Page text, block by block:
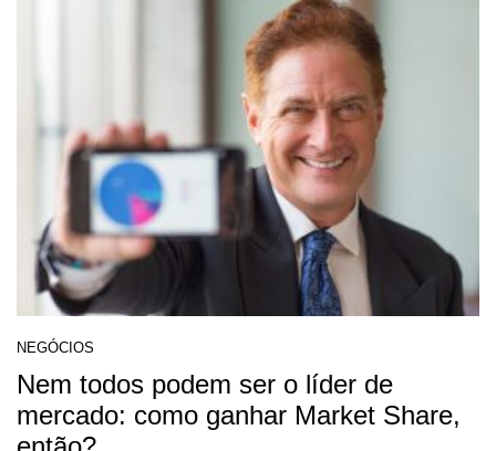
NEGÓCIOS
Nem todos podem ser o líder de
mercado: como ganhar Market Share,